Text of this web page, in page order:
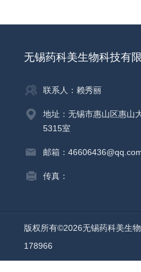
无锡药科美生物科技有
联系人：赖秀丽
地址：无锡市惠山区惠山
5315室
邮箱：
传真：
版权所有©2026无锡药科美生
178966